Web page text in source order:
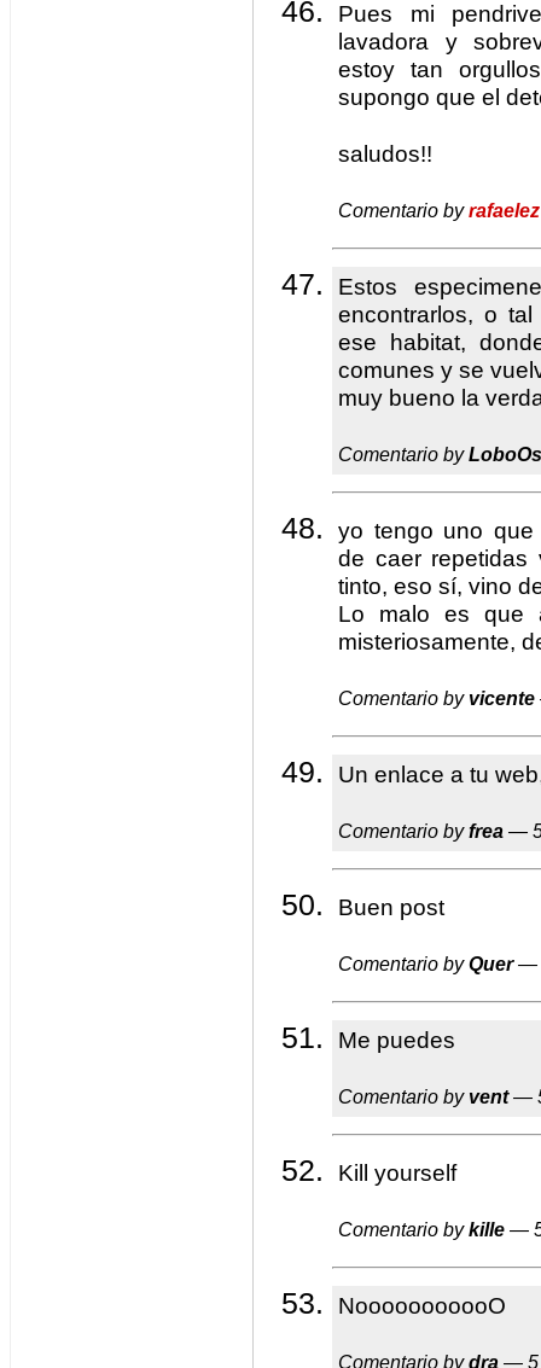
Pues mi
lavadora y
estoy tan
supongo que el
saludos!!
Comentario byrafaelez
Estos
encontrarlos, o
ese habitat,
comunes y se
muy bueno la
Comentario by
yo tengo uno
de caer
tinto, eso sí, vino
Lo malo es que
misteriosamente,
Comentario by vicente
Un enlace a tu
Comentario byfrea — 5
Buen post
Comentario byQuer—
Me puedes
Comentario by vent—
Kill yourself
Comentario bykille —
NooooooooooO
Comentario bydra — 5